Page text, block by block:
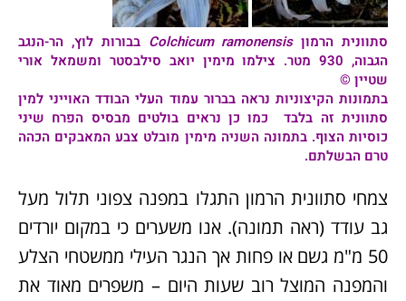
סתוונית הרמון Colchicum ramonensis בבורות לוץ, הר-הנגב
הגבוה, 930 מטר. צילמו מימין יואב סילבסטר ומשמאל אורי
שטיין ©
בתמונות הקיצוניות נראה בברור עמוד העלי הבודד האוייני למין
סתוונית זה בלבד כמו כן נראים בולטים מבסיס הפרח שיני
כוסיות הצוף. בתמונה השניה מימין מובלט צבע המאבקים הכהה
טרם הבשלתם.
צמחי סתוונית הרמון התגלו במפנה צפוני תלול מעל
גב עודד (ראה תמונה). אנו משערים כי במקום יורדים
50 מ"מ גשם או פחות אך הנגר העילי ממשטחי הצלע
והמפנה המוצל רוב שעות היום – משפרים מאוד את